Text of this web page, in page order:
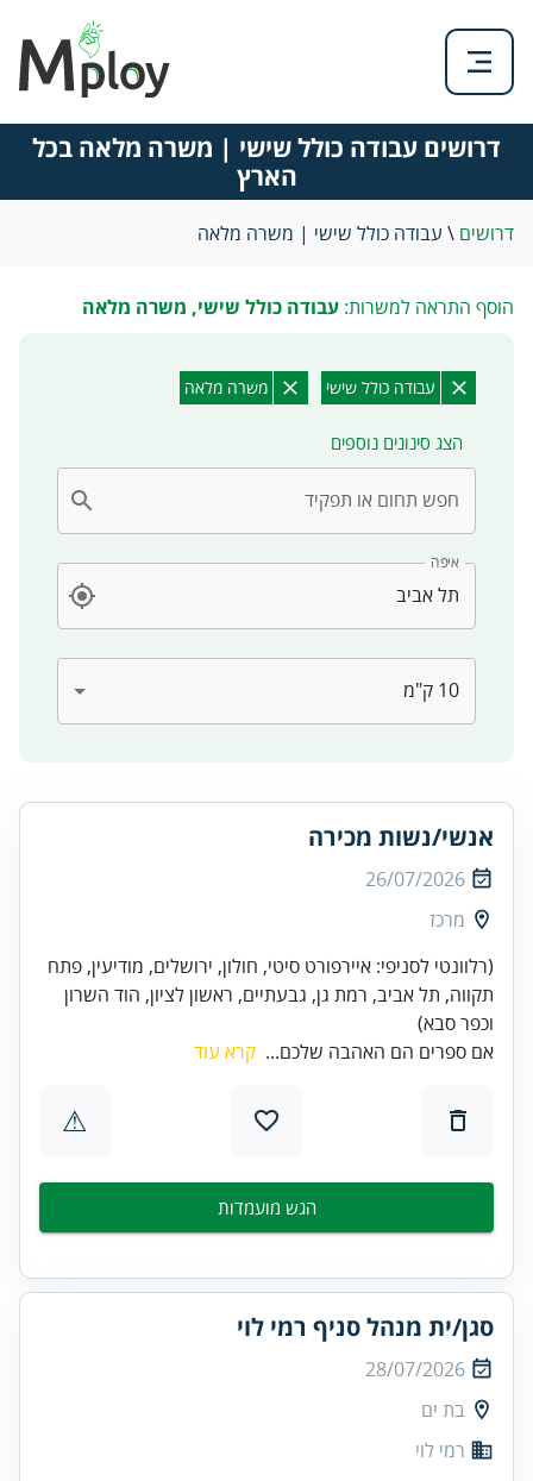
דרושים עבודה כולל שישי | משרה מלאה בכל
הארץ
דרושים \ עבודה כולל שישי | משרה מלאה
הוסף התראה למשרות: עבודה כולל שישי, משרה מלאה
עבודה כולל שישי משרה מלאה
הצג סינונים נוספים
חפש תחום או תפקיד
איפה
אנשי/נשות מכירה
26/07/2026
מרכז
(רלוונטי לסניפי: איירפורט סיטי, חולון, ירושלים, מודיעין, פתח
תקווה, תל אביב, רמת גן, גבעתיים, ראשון לציון, הוד השרון
וכפר סבא)
אם ספרים הם האהבה שלכם... קרא עוד
⚠
הגש מועמדות
סגן/ית מנהל סניף רמי לוי
28/07/2026
בת ים
רמי לוי